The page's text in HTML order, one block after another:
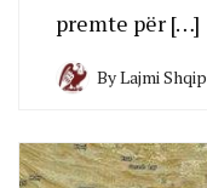
premte për […]
ByLajmi Shqip